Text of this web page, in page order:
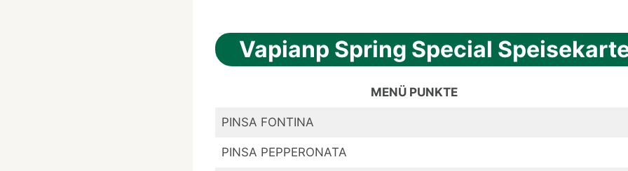
Vapianp Spring Special
MENÜ PUNKTE
PINSA FONTINA
PINSA PEPPERONATA